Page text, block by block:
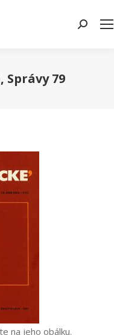
Search:
Správy 79
na jeho obálku.